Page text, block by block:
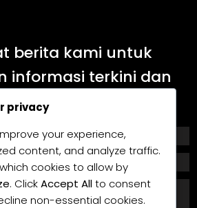
berita kami untuk
informasi terkini dan
privacy
your experience,
content, and analyze traffic.
cookies to allow by
. ClickAccept Allto consent
non-essential cookies.